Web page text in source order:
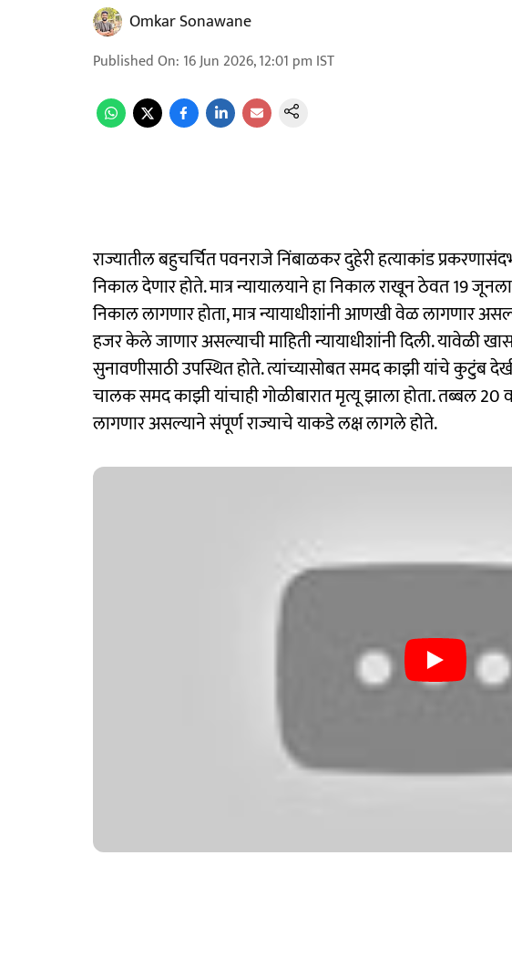
Omkar Sonawane
Published On: 16 Jun 2026, 12:01 pm IST
राज्यातील बहुचर्चित पवनराजे निंबाळकर दुहेरी हत्याकांड
निकाल देणार होते. मात्र न्यायालयाने हा निकाल राखून ठेवत 19
निकाल लागणार होता, मात्र न्यायाधीशांनी आणखी वेळ लागणार
हजर केले जाणार असल्याची माहिती न्यायाधीशांनी दिली. यावेळी
सुनावणीसाठी उपस्थित होते. त्यांच्यासोबत समद काझी यांचे कुटुंब
चालक समद काझी यांचाही गोळीबारात मृत्यू झाला होता. तब्बल
लागणार असल्याने संपूर्ण राज्याचे याकडे लक्ष लागले होते.